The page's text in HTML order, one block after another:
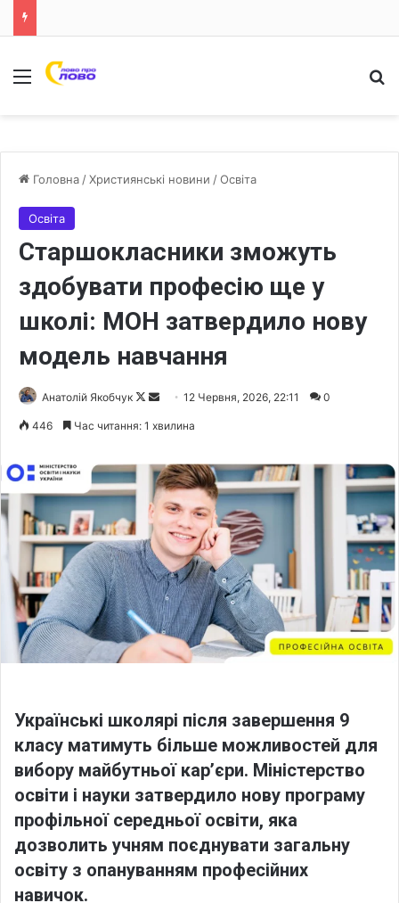
Меню
Головна /Християнські новини /Освіта
Освіта
Старшокласники зможуть
здобувати професію ще у
школі: МОН затвердило нову
модель навчання
Анатолій Якобчук
F
l
w
o
n
X
d
a
n
e
m
a
i
l
12 Червня, 2026, 22:11 0
446 Час читання: 1 хвилина
Українські школярі після завершення 9
класу матимуть більше можливостей для
вибору майбутньої кар’єри. Міністерство
освіти і науки затвердило нову програму
профільної середньої освіти, яка
дозволить учням поєднувати загальну
освіту з опануванням професійних
навичок.